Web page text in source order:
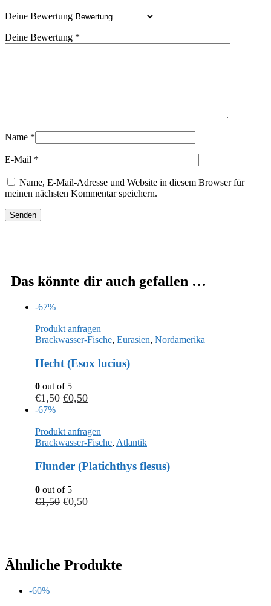
Deine Bewertung
Deine Bewertung *
Name *
E-Mail *
Name, E-Mail-Adresse und Website in diesem Browser für
meinen nächsten Kommentar speichern.
Das könnte dir auch gefallen …
-67%
Produkt anfragen
Brackwasser-Fische, Eurasien, Nordamerika
Hecht (Esox lucius)
0 out of 5
€1,50 €0,50
-67%
Produkt anfragen
Brackwasser-Fische, Atlantik
Flunder (Platichthys flesus)
0 out of 5
€1,50 €0,50
Ähnliche Produkte
-60%